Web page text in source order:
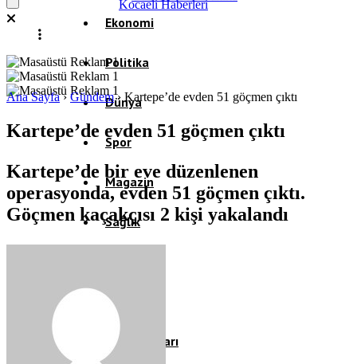
Ekonomi
Politika
Dünya
Spor
Magazin
Sağlık
Teknoloji
Köşe Yazıları
Ana Sayfa› Gündem› Kartepe’de evden 51 göçmen çıktı
Kartepe’de evden 51 göçmen çıktı
Kartepe’de bir eve düzenlenen
operasyonda, evden 51 göçmen çıktı.
Göçmen kaçakçısı 2 kişi yakalandı